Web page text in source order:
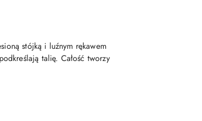
stójką i luźnym rękawem
talię. Całość tworzy